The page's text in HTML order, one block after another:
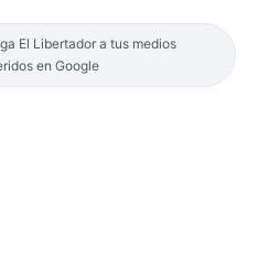
El Libertador a tus medios
en Google